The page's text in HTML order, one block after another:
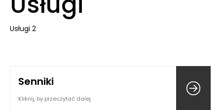
Usługi 2
Senniki
Kliknij, by przeczytać dalej